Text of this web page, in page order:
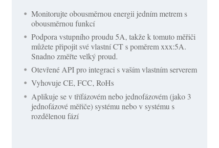
Monitorujte obousměrnou energii jedním metrem s
obousměrnou funkcí
Podpora vstupního proudu 5A, takže k tomuto měřiči
můžete připojit své vlastní CT s poměrem xxx:5A.
Snadno změřte velký proud.
Otevřené API pro integraci s vaším vlastním serverem
Vyhovuje CE, FCC, RoHs
Aplikuje se v třífázovém nebo jednofázovém (jako 3
jednofázové měřiče) systému nebo v systému s
rozdělenou fází